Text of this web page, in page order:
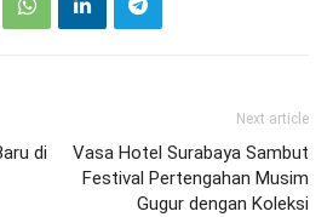
di
Next article
Vasa Hotel Surabaya Sambut
Festival Pertengahan Musim
Gugur dengan Koleksi